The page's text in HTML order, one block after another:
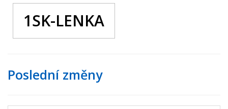
1SK-LENKA
Poslední změny